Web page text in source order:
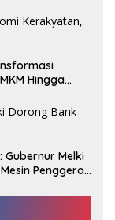
Hingga
Gubernur Melki
Penggerak